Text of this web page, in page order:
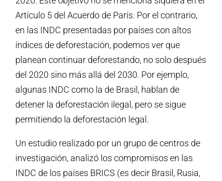
Artículo 5 del Acuerdo de París. Por el contrario,
en las INDC presentadas por países con altos
índices de deforestación, podemos ver que
planean continuar deforestando, no solo después
del 2020 sino más allá del 2030. Por ejemplo,
algunas INDC como la de Brasil, hablan de
detener la deforestación ilegal, pero se sigue
permitiendo la deforestación legal.
Un estudio realizado por un grupo de centros de
investigación, analizó los compromisos en las
INDC de los países BRICS (es decir Brasil, Rusia,